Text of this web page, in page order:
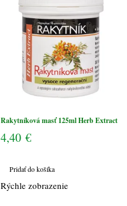
Rakytníková masť 125ml Herb Extract
4,40 €
Pridať do košíka
Rýchle zobrazenie